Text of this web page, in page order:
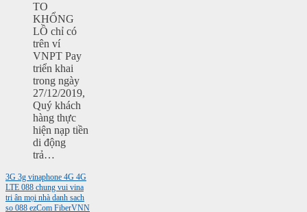
TO
KHỔNG
LỒ chỉ có
trên ví
VNPT Pay
triển khai
trong ngày
27/12/2019,
Quý khách
hàng thực
hiện nạp tiền
di động
trả…
3G 3g vinaphone 4G 4G
LTE 088 chung vui vina
tri ân mọi nhà danh sach
so 088 ezCom FiberVNN